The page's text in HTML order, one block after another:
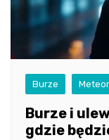
Burze
Burze i
gdzie